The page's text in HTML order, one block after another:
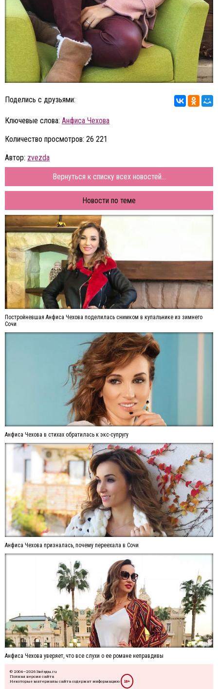
Поделись с друзьями:
Ключевые слова: Анфиса Чехова
Количество просмотров: 26 221
Автор: zvezda
Вернуться к списку всех новостей...
Новости по теме
Постройневшая Анфиса Чехова поделилась снимком в купальнике из зимнего
Сочи
Анфиса Чехова в стихах обратилась к экс-супругу
Анфиса Чехова призналась, почему переехала в Сочи
Анфиса Чехова уверяет, что все слухи о ее романе неправдивы
© 2004—2026 Звёзды.ru
Полная версия сайта
Некоторые материалы сайта содержат информацию
18+